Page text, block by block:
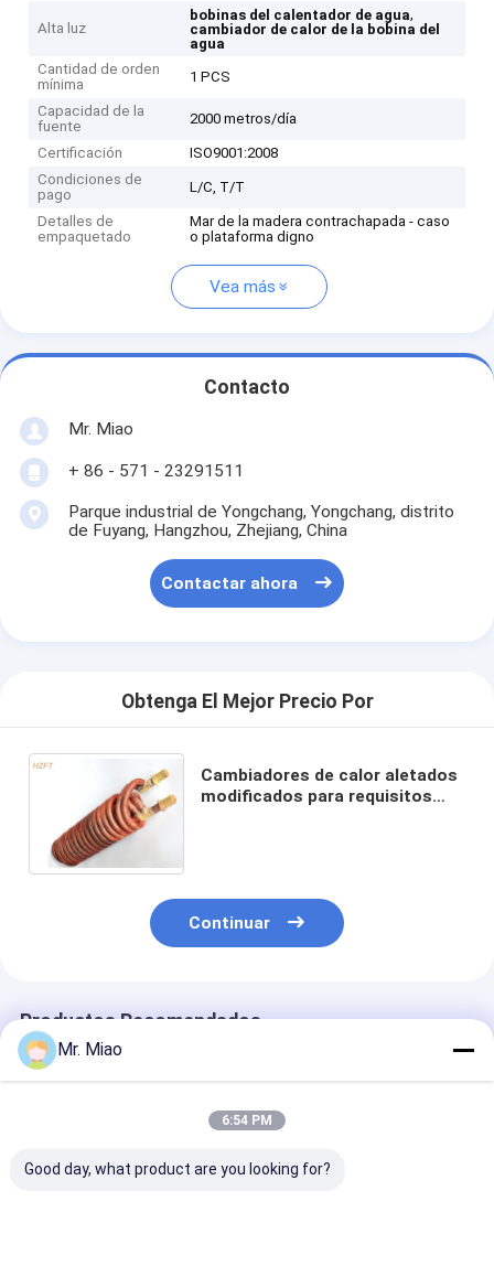
Alta luz
bobinas del calentador de agua,
cambiador de calor de la bobina del
agua
Cantidad de orden
mínima
1 PCS
Capacidad de la
fuente
2000 metros/día
Certificación
ISO9001:2008
Condiciones de
pago
L/C, T/T
Detalles de
empaquetado
Mar de la madera contrachapada - caso
o plataforma digno
Vea más
Contacto
Mr. Miao
+ 86 - 571 - 23291511
Parque industrial de Yongchang, Yongchang, distrito
de Fuyang, Hangzhou, Zhejiang, China
Contactar ahora
Obtenga El Mejor Precio Por
Cambiadores de calor aletados
modificados para requisitos
Continuar
Productos Recomendados
Mr. Miao
6:54 PM
Good day, what product are you looking for?